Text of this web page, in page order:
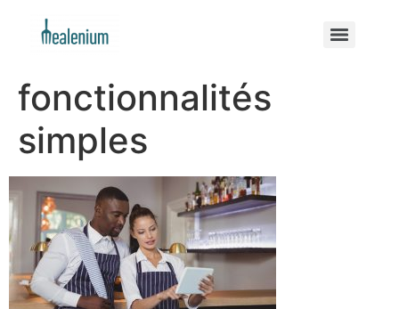
fonctionnalités
simples